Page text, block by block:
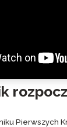
Pierwszych